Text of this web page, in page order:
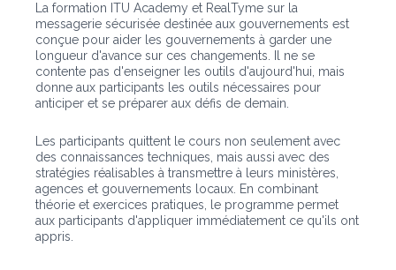
La formation ITU Academy et RealTyme sur la
messagerie sécurisée destinée aux gouvernements est
conçue pour aider les gouvernements à garder une
longueur d'avance sur ces changements. Il ne se
contente pas d'enseigner les outils d'aujourd'hui, mais
donne aux participants les outils nécessaires pour
anticiper et se préparer aux défis de demain.
Les participants quittent le cours non seulement avec
des connaissances techniques, mais aussi avec des
stratégies réalisables à transmettre à leurs ministères,
agences et gouvernements locaux. En combinant
théorie et exercices pratiques, le programme permet
aux participants d'appliquer immédiatement ce qu'ils ont
appris.